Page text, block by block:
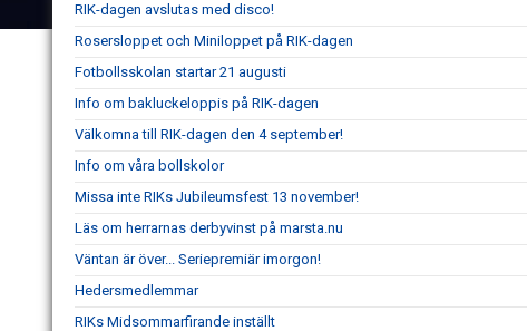
RIK-dagen avslutas med disco!
Rosersloppet och Miniloppet på RIK-dagen
Fotbollsskolan startar 21 augusti
Info om bakluckeloppis på RIK-dagen
Välkomna till RIK-dagen den 4 september!
Info om våra bollskolor
Missa inte RIKs Jubileumsfest 13 november!
Läs om herrarnas derbyvinst på marsta.nu
Väntan är över... Seriepremiär imorgon!
Hedersmedlemmar
RIKs Midsommarfirande inställt